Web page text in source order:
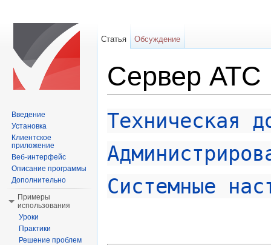
Сервер АТС
Техническая
Системные
Статья Обсуждение
Введение
Установка
Клиентское
приложение
Веб-интерфейс
Описание программы
Дополнительно
Примеры
использования
Уроки
Практики
Решение проблем